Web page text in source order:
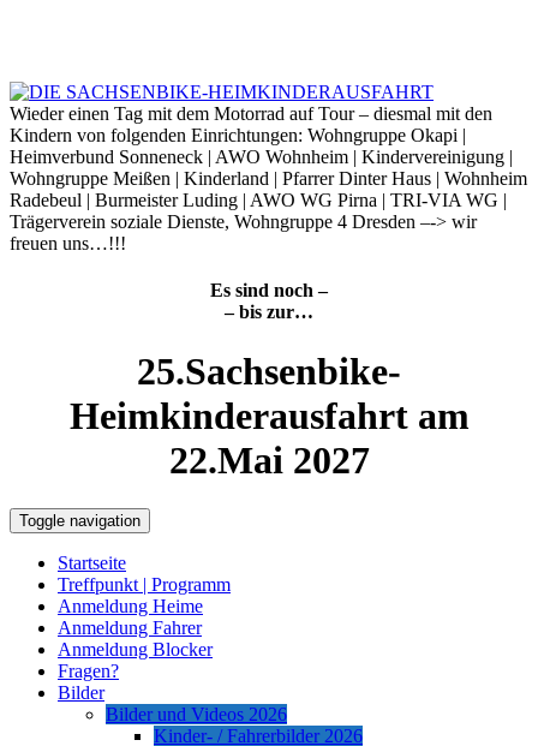
Wieder einen Tag mit dem Motorrad auf Tour – diesmal mit den
Kindern von folgenden Einrichtungen: Wohngruppe Okapi |
Heimverbund Sonneneck | AWO Wohnheim | Kindervereinigung |
Wohngruppe Meißen | Kinderland | Pfarrer Dinter Haus | Wohnheim
Radebeul | Burmeister Luding | AWO WG Pirna | TRI-VIA WG |
Trägerverein soziale Dienste, Wohngruppe 4 Dresden –-> wir
freuen uns…!!!
Es sind noch –
– bis zur…
25.Sachsenbike-
Heimkinderausfahrt am
22.Mai 2027
Toggle navigation
Startseite
Treffpunkt | Programm
Anmeldung Heime
Anmeldung Fahrer
Anmeldung Blocker
Fragen?
Bilder
Bilder und Videos 2026
Kinder- / Fahrerbilder 2026